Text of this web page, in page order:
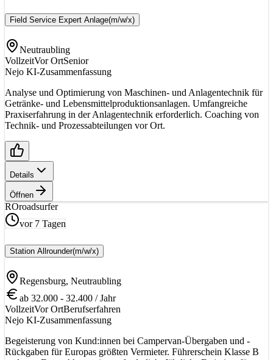
Field Service Expert Anlage(m/w/x)
Neutraubling
VollzeitVor OrtSenior
Nejo KI-Zusammenfassung
Analyse und Optimierung von Maschinen- und Anlagentechnik für
Getränke- und Lebensmittelproduktionsanlagen. Umfangreiche
Praxiserfahrung in der Anlagentechnik erforderlich. Coaching von
Technik- und Prozessabteilungen vor Ort.
Details
Öffnen
ROroadsurfer
vor 7 Tagen
Station Allrounder(m/w/x)
Regensburg, Neutraubling
ab 32.000 - 32.400 / Jahr
VollzeitVor OrtBerufserfahren
Nejo KI-Zusammenfassung
Begeisterung von Kund:innen bei Campervan-Übergaben und -
Rückgaben für Europas größten Vermieter. Führerschein Klasse B